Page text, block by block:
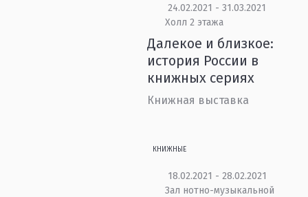
24.02.2021 - 31.03.2021
Холл 2 этажа
Далекое и близкое:
история России в
книжных сериях
Книжная выставка
КНИЖНЫЕ
18.02.2021 - 28.02.2021
Зал нотно-музыкальной